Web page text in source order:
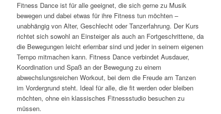
Fitness Dance ist für alle geeignet, die sich gerne zu Musik
bewegen und dabei etwas für ihre Fitness tun möchten –
unabhängig von Alter, Geschlecht oder Tanzerfahrung. Der Kurs
richtet sich sowohl an Einsteiger als auch an Fortgeschrittene, da
die Bewegungen leicht erlernbar sind und jeder in seinem eigenen
Tempo mitmachen kann. Fitness Dance verbindet Ausdauer,
Koordination und Spaß an der Bewegung zu einem
abwechslungsreichen Workout, bei dem die Freude am Tanzen
im Vordergrund steht. Ideal für alle, die fit werden oder bleiben
möchten, ohne ein klassisches Fitnessstudio besuchen zu
müssen.